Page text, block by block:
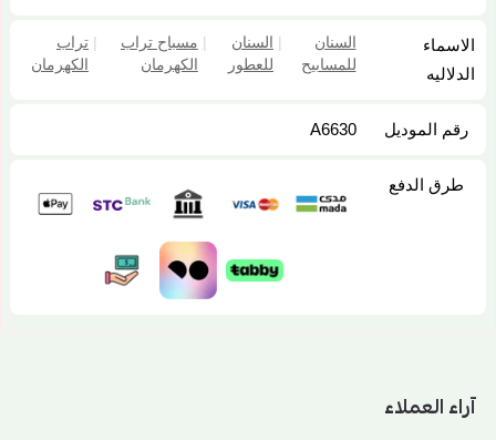
الاسماء
الدلاليه
السنان
للمسابيح
| السنان
للعطور
| مسباح تراب
الكهرمان
| تراب
الكهرمان
رقم الموديل A6630
طرق الدفع
آراء العملاء